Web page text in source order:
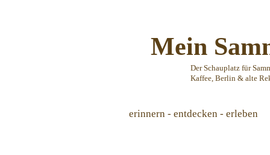
Mein
Der Schauplatz für
Kaffee, Berlin & alte
erinnern - entdecken - erleben